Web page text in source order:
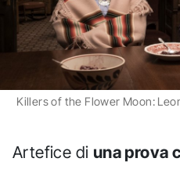
Killers of the Flower Moon:
Artefice di una prova